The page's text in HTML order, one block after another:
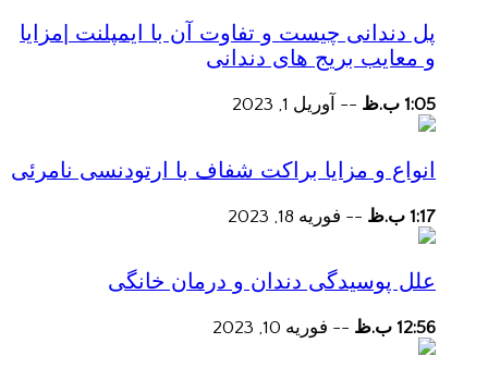
پل دندانی چیست و تفاوت آن با ایمپلنت |مزایا
و معایب بریج های دندانی
1:05 ب.ظ -- آوریل 1, 2023
انواع و مزایا براکت شفاف با ارتودنسی نامرئی
1:17 ب.ظ -- فوریه 18, 2023
علل پوسیدگی دندان و درمان خانگی
12:56 ب.ظ -- فوریه 10, 2023